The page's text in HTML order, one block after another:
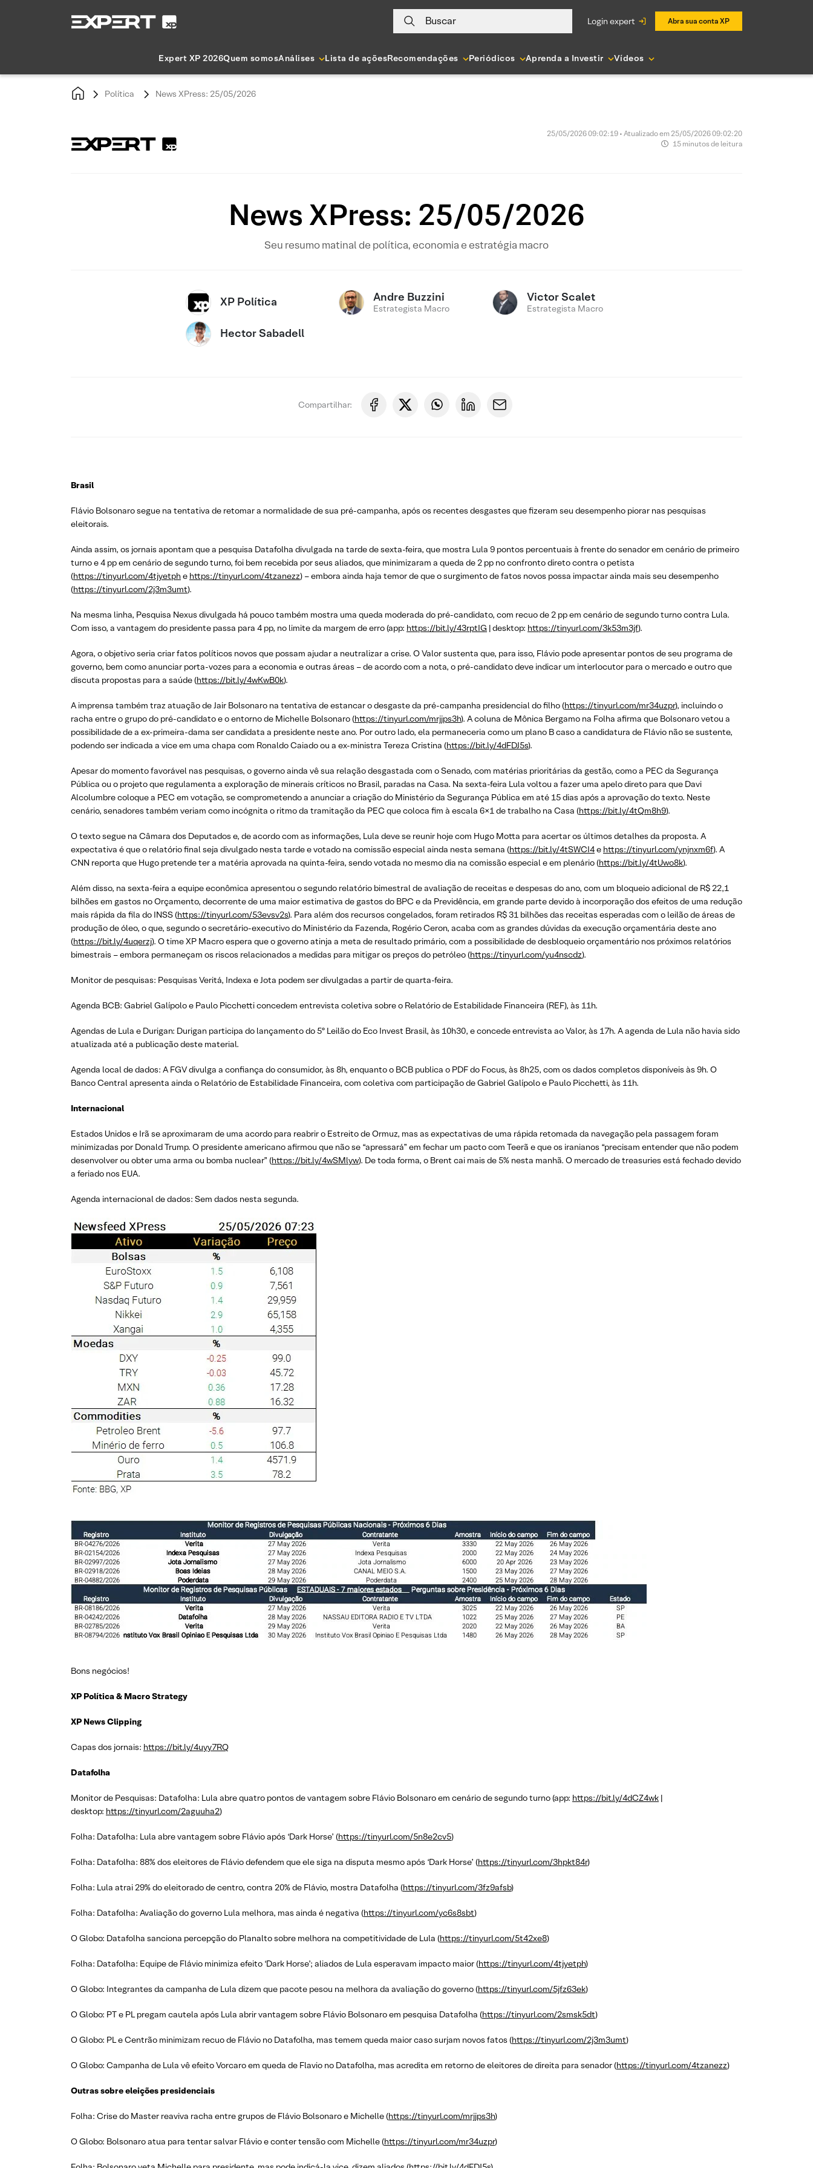
Buscar login expert Abra sua conta XP
Expert XP 2026Quem somosAnálises Lista de açõesRecomendações Periódicos Aprenda a Investir Vídeos
Política News XPress: 25/05/2026
25/05/2026 09:02:19 • Atualizado em 25/05/2026 09:02:20
15 minutos de leitura
News XPress: 25/05/2026
Seu resumo matinal de política, economia e estratégia macro
XP Política Andre Buzzini
Estrategista Macro
Victor Scalet
Estrategista Macro
Hector Sabadell
Compartilhar:
Brasil
Flávio Bolsonaro segue na tentativa de retomar a normalidade de sua pré-campanha, após os recentes desgastes que fizeram seu desempenho piorar nas pesquisas
eleitorais.
Ainda assim, os jornais apontam que a pesquisa Datafolha divulgada na tarde de sexta-feira, que mostra Lula 9 pontos percentuais à frente do senador em cenário de primeiro
turno e 4 pp em cenário de segundo turno, foi bem recebida por seus aliados, que minimizaram a queda de 2 pp no confronto direto contra o petista
(https://tinyurl.com/4tjyetph e https://tinyurl.com/4tzanezz) – embora ainda haja temor de que o surgimento de fatos novos possa impactar ainda mais seu desempenho
(https://tinyurl.com/2j3m3umt).
Na mesma linha, Pesquisa Nexus divulgada há pouco também mostra uma queda moderada do pré-candidato, com recuo de 2 pp em cenário de segundo turno contra Lula.
Com isso, a vantagem do presidente passa para 4 pp, no limite da margem de erro (app: https://bit.ly/43rptIG | desktop: https://tinyurl.com/3k53m3jf).
Agora, o objetivo seria criar fatos políticos novos que possam ajudar a neutralizar a crise. O Valor sustenta que, para isso, Flávio pode apresentar pontos de seu programa de
governo, bem como anunciar porta-vozes para a economia e outras áreas – de acordo com a nota, o pré-candidato deve indicar um interlocutor para o mercado e outro que
discuta propostas para a saúde (https://bit.ly/4wKwB0k).
A imprensa também traz atuação de Jair Bolsonaro na tentativa de estancar o desgaste da pré-campanha presidencial do filho (https://tinyurl.com/mr34uzpr), incluindo o
racha entre o grupo do pré-candidato e o entorno de Michelle Bolsonaro (https://tinyurl.com/mrjjps3h). A coluna de Mônica Bergamo na Folha afirma que Bolsonaro vetou a
possibilidade de a ex-primeira-dama ser candidata a presidente neste ano. Por outro lado, ela permaneceria como um plano B caso a candidatura de Flávio não se sustente,
podendo ser indicada a vice em uma chapa com Ronaldo Caiado ou a ex-ministra Tereza Cristina (https://bit.ly/4dFDJ5s).
Apesar do momento favorável nas pesquisas, o governo ainda vê sua relação desgastada com o Senado, com matérias prioritárias da gestão, como a PEC da Segurança
Pública ou o projeto que regulamenta a exploração de minerais críticos no Brasil, paradas na Casa. Na sexta-feira Lula voltou a fazer uma apelo direto para que Davi
Alcolumbre coloque a PEC em votação, se comprometendo a anunciar a criação do Ministério da Segurança Pública em até 15 dias após a aprovação do texto. Neste
cenário, senadores também veriam como incógnita o ritmo da tramitação da PEC que coloca fim à escala 6×1 de trabalho na Casa (https://bit.ly/4tQm8h9).
O texto segue na Câmara dos Deputados e, de acordo com as informações, Lula deve se reunir hoje com Hugo Motta para acertar os últimos detalhes da proposta. A
expectativa é que o relatório final seja divulgado nesta tarde e votado na comissão especial ainda nesta semana (https://bit.ly/4tSWCI4e https://tinyurl.com/ynjnxm6f). A
CNN reporta que Hugo pretende ter a matéria aprovada na quinta-feira, sendo votada no mesmo dia na comissão especial e em plenário (https://bit.ly/4tUwo8k).
Além disso, na sexta-feira a equipe econômica apresentou o segundo relatório bimestral de avaliação de receitas e despesas do ano, com um bloqueio adicional de R$ 22,1
bilhões em gastos no Orçamento, decorrente de uma maior estimativa de gastos do BPC e da Previdência, em grande parte devido à incorporação dos efeitos de uma redução
mais rápida da fila do INSS (https://tinyurl.com/53evsv2s). Para além dos recursos congelados, foram retirados R$ 31 bilhões das receitas esperadas com o leilão de áreas de
produção de óleo, o que, segundo o secretário-executivo do Ministério da Fazenda, Rogério Ceron, acaba com as grandes dúvidas da execução orçamentária deste ano
(https://bit.ly/4uqerzj). O time XP Macro espera que o governo atinja a meta de resultado primário, com a possibilidade de desbloqueio orçamentário nos próximos relatórios
bimestrais – embora permaneçam os riscos relacionados a medidas para mitigar os preços do petróleo (https://tinyurl.com/yu4nscdz).
Monitor de pesquisas: Pesquisas Veritá, Indexa e Jota podem ser divulgadas a partir de quarta-feira.
Agenda BCB: Gabriel Galípolo e Paulo Picchetti concedem entrevista coletiva sobre o Relatório de Estabilidade Financeira (REF), às 11h.
Agendas de Lula e Durigan: Durigan participa do lançamento do 5º Leilão do Eco Invest Brasil, às 10h30, e concede entrevista ao Valor, às 17h. A agenda de Lula não havia sido
atualizada até a publicação deste material.
Agenda local de dados: A FGV divulga a confiança do consumidor, às 8h, enquanto o BCB publica o PDF do Focus, às 8h25, com os dados completos disponíveis às 9h. O
Banco Central apresenta ainda o Relatório de Estabilidade Financeira, com coletiva com participação de Gabriel Galípolo e Paulo Picchetti, às 11h.
Internacional
Estados Unidos e Irã se aproximaram de uma acordo para reabrir o Estreito de Ormuz, mas as expectativas de uma rápida retomada da navegação pela passagem foram
minimizadas por Donald Trump. O presidente americano afirmou que não se “apressará” em fechar um pacto com Teerã e que os iranianos “precisam entender que não podem
desenvolver ou obter uma arma ou bomba nuclear” (https://bit.ly/4wSMlyw). De toda forma, o Brent cai mais de 5% nesta manhã. O mercado de treasuries está fechado devido
a feriado nos EUA.
Agenda internacional de dados: Sem dados nesta segunda.
Bons negócios!
XP Política & Macro Strategy
XP News Clipping
Capas dos jornais: https://bit.ly/4uyy7RQ
Datafolha
Monitor de Pesquisas: Datafolha: Lula abre quatro pontos de vantagem sobre Flávio Bolsonaro em cenário de segundo turno (app: https://bit.ly/4dCZ4wk |
desktop: https://tinyurl.com/2aguuha2)
Folha: Datafolha: Lula abre vantagem sobre Flávio após ‘Dark Horse’ (https://tinyurl.com/5n8e2cv5)
Folha: Datafolha: 88% dos eleitores de Flávio defendem que ele siga na disputa mesmo após ‘Dark Horse’ (https://tinyurl.com/3hpkt84r)
Folha: Lula atrai 29% do eleitorado de centro, contra 20% de Flávio, mostra Datafolha (https://tinyurl.com/3fz9afsb)
Folha: Datafolha: Avaliação do governo Lula melhora, mas ainda é negativa (https://tinyurl.com/yc6s8sbt)
O Globo: Datafolha sanciona percepção do Planalto sobre melhora na competitividade de Lula (https://tinyurl.com/5t42xe8)
Folha: Datafolha: Equipe de Flávio minimiza efeito ‘Dark Horse’; aliados de Lula esperavam impacto maior (https://tinyurl.com/4tjyetph)
O Globo: Integrantes da campanha de Lula dizem que pacote pesou na melhora da avaliação do governo (https://tinyurl.com/5jfz63ek)
O Globo: PT e PL pregam cautela após Lula abrir vantagem sobre Flávio Bolsonaro em pesquisa Datafolha (https://tinyurl.com/2smsk5dt)
O Globo: PL e Centrão minimizam recuo de Flávio no Datafolha, mas temem queda maior caso surjam novos fatos (https://tinyurl.com/2j3m3umt)
O Globo: Campanha de Lula vê efeito Vorcaro em queda de Flavio no Datafolha, mas acredita em retorno de eleitores de direita para senador (https://tinyurl.com/4tzanezz)
Outras sobre eleições presidenciais
Folha: Crise do Master reaviva racha entre grupos de Flávio Bolsonaro e Michelle (https://tinyurl.com/mrjjps3h)
O Globo: Bolsonaro atua para tentar salvar Flávio e conter tensão com Michelle (https://tinyurl.com/mr34uzpr)